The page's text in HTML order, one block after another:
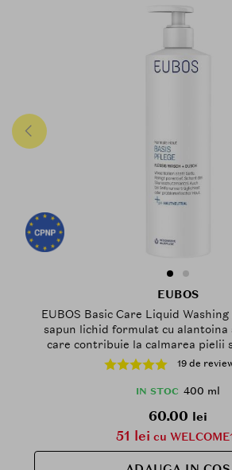
EUBOS
EUBOS Basic Care Liquid
sapun lichid formulat cu alantoina
care contribuie la calmarea pielii
nivelului optim de hidratare
19 de
IN STOC 400 ml
60.00 lei
51 lei cu